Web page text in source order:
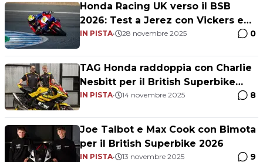
Honda Racing UK verso il BSB
2026: Test a Jerez con Vickers e
O'Halloran
IN PISTA• 28 novembre 2025 0
TAG Honda raddoppia con Charlie
Nesbitt per il British Superbike
2026
IN PISTA• 14 novembre 2025 8
Joe Talbot e Max Cook con Bimota
per il British Superbike 2026
IN PISTA• 13 novembre 2025 9